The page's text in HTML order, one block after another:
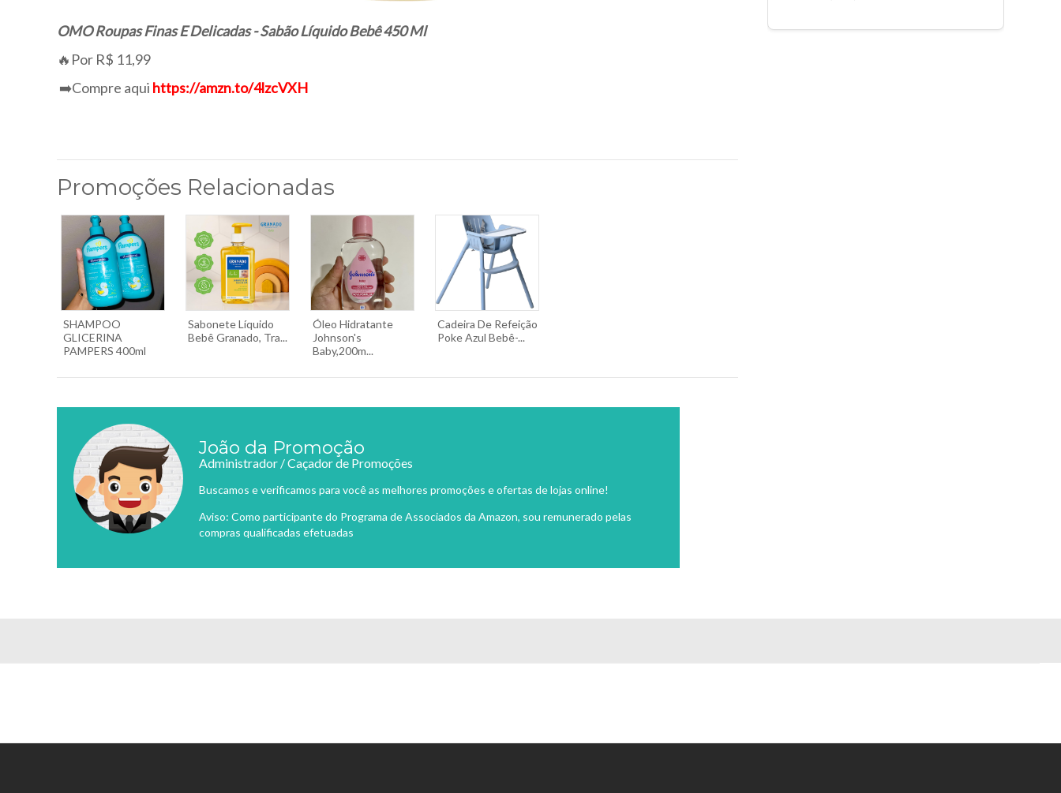
OMO Roupas Finas E Delicadas - Sabão Líquido Bebê 450 Ml
🔥Por R$ 11,99
➡️Compre aqui https://amzn.to/4lzcVXH
Promoções Relacionadas
SHAMPOO
GLICERINA
PAMPERS 400ml
Sabonete Líquido
Bebê Granado, Tra...
Óleo Hidratante
Johnson's
Baby,200m...
Cadeira De Refeição
Poke Azul Bebê-...
João da Promoção
Administrador / Caçador de Promoções
Buscamos e verificamos para você as melhores promoções e ofertas de lojas online!
Aviso: Como participante do Programa de Associados da Amazon, sou remunerado pelas
compras qualificadas efetuadas